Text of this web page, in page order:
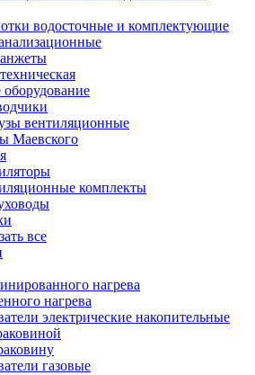
водосточные и комплектующие
вентиляционные
Маевского
комплекты
все
нагрева
нагрева
электрические накопительные
газовые